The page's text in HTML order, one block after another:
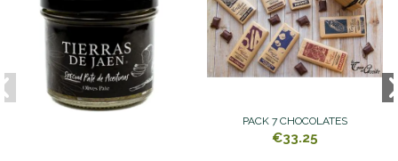
PACK 7 CHOCOLATES
€33.25